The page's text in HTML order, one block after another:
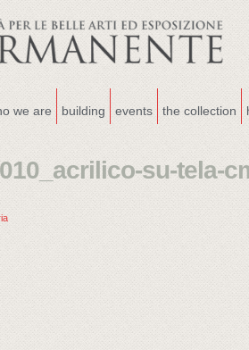
we are building events the collection
su-tela-